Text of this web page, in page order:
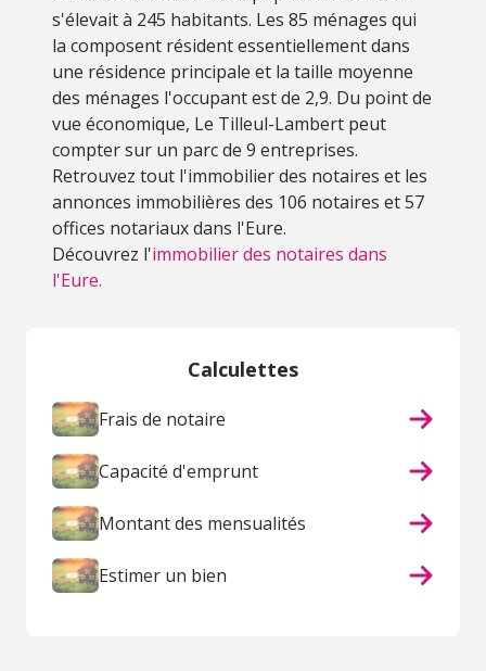
s'élevait à 245 habitants. Les 85 ménages qui
la composent résident essentiellement dans
une résidence principale et la taille moyenne
des ménages l'occupant est de 2,9. Du point de
vue économique, Le Tilleul-Lambert peut
compter sur un parc de 9 entreprises.
Retrouvez tout l'immobilier des notaires et les
annonces immobilières des 106 notaires et 57
offices notariaux dans l'Eure.
Découvrez l'immobilier des notaires dans
l'Eure.
Calculettes
Frais de notaire
Capacité d'emprunt
Montant des mensualités
Estimer un bien